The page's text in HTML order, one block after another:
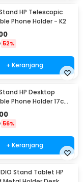
HP Telescopic
Phone Holder - K2
52%
+ Keranjang
HP Desktop
Phone Holder 17cm
56%
+ Keranjang
Stand Tablet HP